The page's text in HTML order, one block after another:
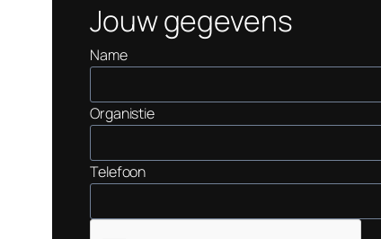
Jouw gegevens
Name
Organistie
Telefoon